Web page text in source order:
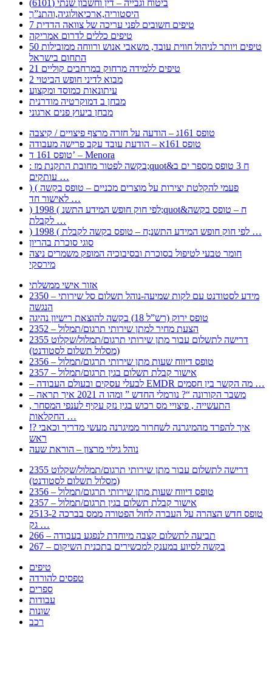
ביטוח וגבייה – דין וחשבון שנתי (6101)
היסטוריה,ארכיאולוגיה,והתנ”ך
7 טיפים חשובים לפני עריכה של צוואה הדדית
טיפים כללים לדרום אמריקה
50 טיפים ויותר לניהול חווית עובד, משאבי אנוש ורווחה ממובילות
התחום בישראל
21 טיפים ללמידה מרחוק במרחבים קוליים
מבוא לדיני חופש הביטוי 2
עיתונאות כמוסד ומקצוע
מבחן ב דמוקרטיה מודרנית
מבחן ביעוץ פנים ארגוני
טופס 161ג – הודעה על חזרה מרצף פיצויים / קיצבה
טופס 161א – הודעת עובד עקב פרישה מעבודה
טופס 161 ד’ – Menora
: בקשה לפטור מחובת התקנת מז;quot&ח 3 טופס מספר ים ב
עותקים …
) ( פעמי להקלטת יצירות על מוצרים מכניים – טופס בקשה
לאישור חד …
) 1998 ( לפי חוק חופש המידע התשנ;quot&ח – טופס בקשה
לקבלת …
) 1998 ( לפי חוק חופש המידע התשנ;ח – טופס בקשה לקבלת …
סוגי סוכרת בהריון
חומר טבעי לטיפול בסוכרת ובסיבוכיה המופק משמרים ניצה
מירסקי
אזור אישי ממשלתי
2350 – מידע לסטודנט עם לקות שמיעה-נוהל תשלום סל שירותי
הנגשה
טופס ירוק (רש”ל 18) בקשה להוצאת רישיון נהיגה
2352 – הצעת מחיר למתן שירותי תרגום/תמלול
2355 דרישה לתשלום עבור מתן שירותי תרגום/תמלול/שקלוט
(מסלול תשלום לסטודנט)
2356 – טופס דיווח שעות מתן שירותי תרגום/תמלול
2357 – אישור קבלת תשלום בגין תרגום/תמלול
– לבעלי עסקים ובעולם העבודה EMDR מה הקשר בין חסמים …
– משבר הקורונה “? נורמלי החדש ” ומהו ה 2021 איך תראה
, התעשייה , פיצויי מס רכוש בגין נזק עקיף לענפי המסחר
החקלאות …
!? איך להפרד מהמיגרנה לשחרור ממיגרנה מעשי מדריך וכאבי
ראש
נוהל גילוי מרצון – הוראת שעה
2355 דרישה לתשלום עבור מתן שירותי תרגום/תמלול/שקלוט
(מסלול תשלום לסטודנט)
2356 – טופס דיווח שעות מתן שירותי תרגום/תמלול
2357 – אישור קבלת תשלום בגין תרגום/תמלול
2513-2 טופס חדש הצהרה על העברה לחול הפטורה ממס בברכה
גק …
266 – תביעה לתשלום קצבה מיוחדת לנפגע בעבודה
267 – בקשה לסיוע במענק למכשירים בתכנית השיקום
טיפים
טפסים להורדה
ספרים
עבודות
שונות
רכב